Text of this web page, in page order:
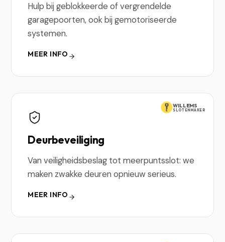
Hulp bij geblokkeerde of vergrendelde
garagepoorten, ook bij gemotoriseerde
systemen.
MEER INFO
WILLEMS
SLOTENMAKER
Deurbeveiliging
Van veiligheidsbeslag tot meerpuntsslot: we
maken zwakke deuren opnieuw serieus.
MEER INFO